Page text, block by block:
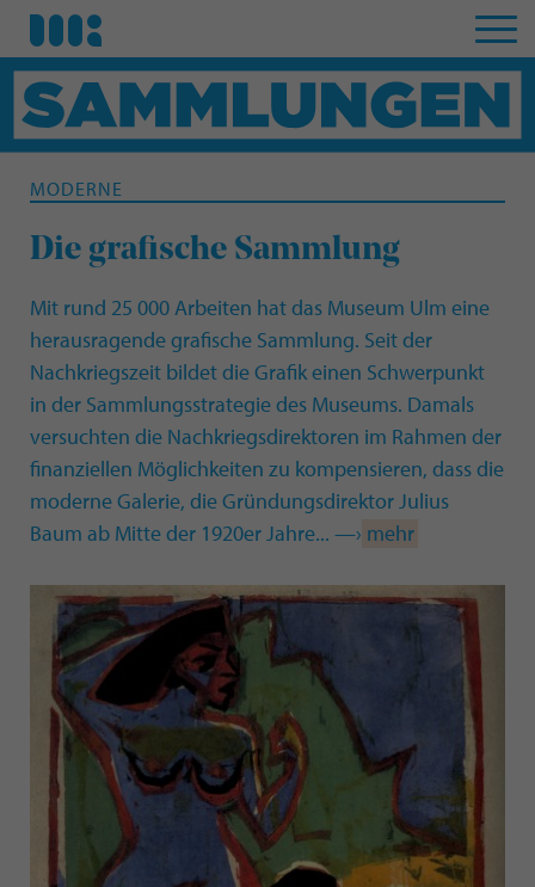
MODERNE
Die grafische Sammlung
Mit rund 25 000 Arbeiten hat das Museum Ulm eine
herausragende grafische Sammlung. Seit der
Nachkriegszeit bildet die Grafik einen Schwerpunkt
in der Sammlungsstrategie des Museums. Damals
versuchten die Nachkriegsdirektoren im Rahmen der
finanziellen Möglichkeiten zu kompensieren, dass die
moderne Galerie, die Gründungsdirektor Julius
Baum ab Mitte der 1920er Jahre... —› mehr